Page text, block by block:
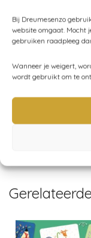
Bij Dreumesenzo
website omgaat. Mocht
gebruiken raadpleeg
Wanneer je weigert,
wordt gebruikt om te
Maat:4-6, 7-8 jaar
Merk: Great
Artikelnummer:
Categorieën: